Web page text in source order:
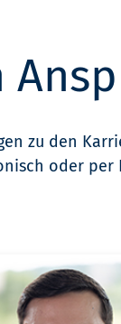
zu den
oder per